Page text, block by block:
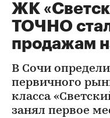
ЖК
ТОЧНО
продажам
В Сочи
первичного
класса
занял первое